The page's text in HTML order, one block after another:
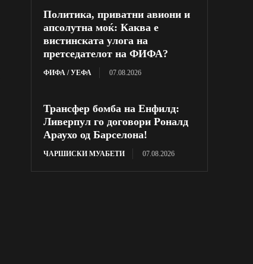
Политика, приватни авиони и
апсолутна моќ: Каква е
вистинската улога на
претседателот на ФИФА?
ФИФА / УЕФА 07.08.2026
Трансфер бомба на Енфилд:
Ливерпул го договори Роналд
Араухо од Барселона!
ЧАРШИСКИ МУАБЕТИ 07.08.2026